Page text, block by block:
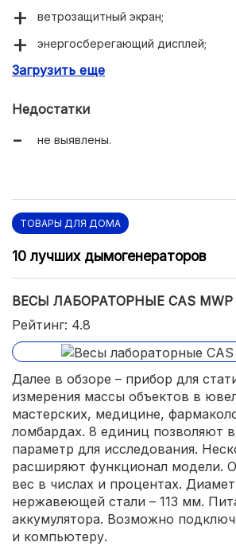
ветрозащитный экран;
энергосберегающий дисплей;
температурный режим от -10 до
Загрузить еще
Недостатки
не выявлены.
ТОВАРЫ ДЛЯ ДОМА
10 лучших дымогенераторов
ВЕСЫ ЛАБОРАТОРНЫЕ CAS MWP
Рейтинг: 4.8
Далее в обзоре – прибор для
измерения массы объектов в
мастерских, медицине,
ломбардах. 8 единиц позволяют
параметр для исследования.
расширяют функционал модели.
вес в числах и процентах.
нержавеющей стали – 113 мм.
аккумулятора. Возможно
и компьютеру.